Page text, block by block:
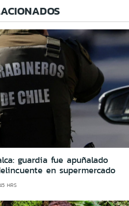
guardia fue apuñalado
en supermercado
HRS